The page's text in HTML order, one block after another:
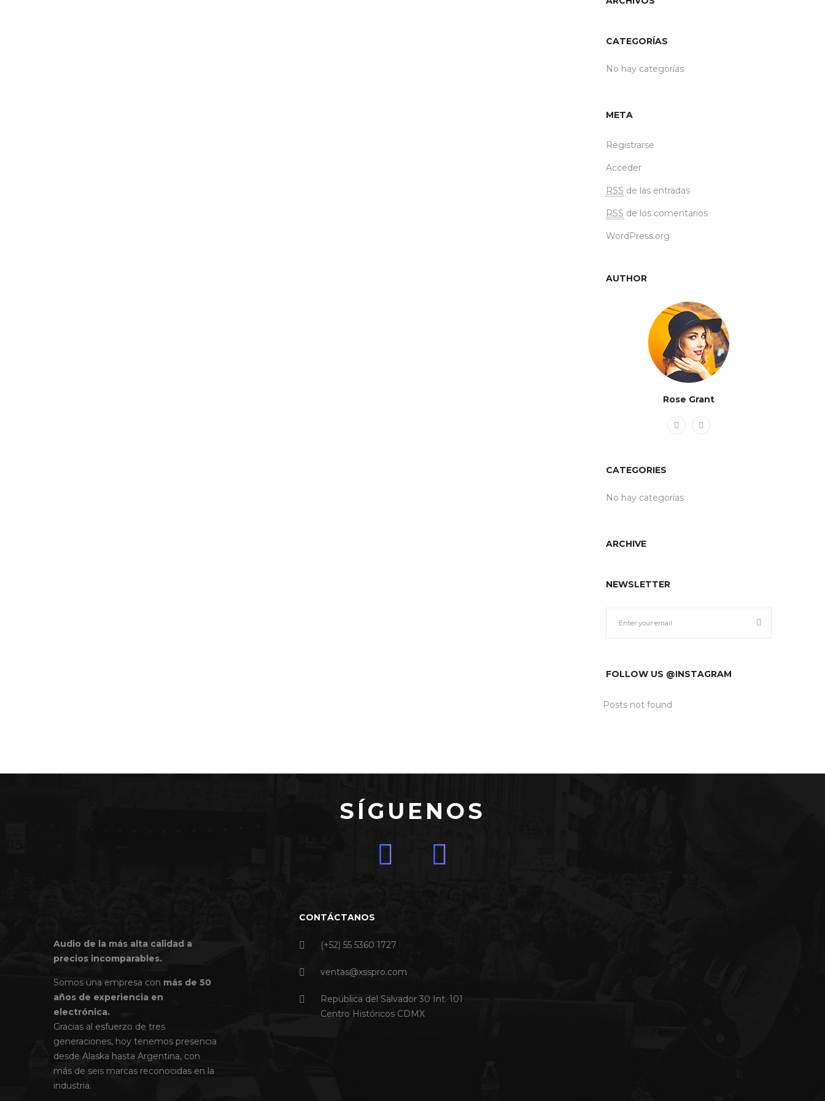
CATEGORÍAS
No hay categorías
META
Registrarse
Acceder
RSS de las entradas
RSS de los comentarios
WordPress.org
AUTHOR
Rose Grant
CATEGORIES
No hay categorías
ARCHIVE
NEWSLETTER
FOLLOW US @INSTAGRAM
Posts not found
SÍGUENOS
Audio de la más alta calidad a
precios incomparables.
Somos una empresa con más de 50
años de experiencia en
electrónica.
Gracias al esfuerzo de tres
generaciones, hoy tenemos presencia
desde Alaska hasta Argentina, con
más de seis marcas reconocidas en la
industria.
CONTÁCTANOS
(+52) 55 5360 1727
ventas@xsspro.com
República del Salvador 30 Int. 101
Centro Históricos CDMX